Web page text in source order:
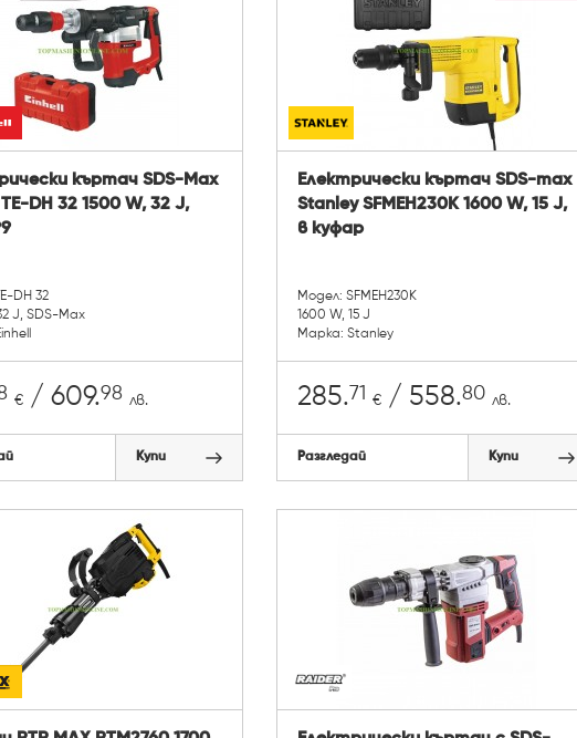
къртач SDS-Max
TE-DH 32 1500 W, 32 J,
DH 32
J, SDS-Max
€/ 609.98 лв.
Купи
Електрически къртач SDS-max
Stanley SFMEH230K 1600 W, 15 J,
в куфар
Модел: SFMEH230K
1600 W, 15 J
Марка: Stanley
285.71 €/ 558.80 лв.
Разгледай Купи